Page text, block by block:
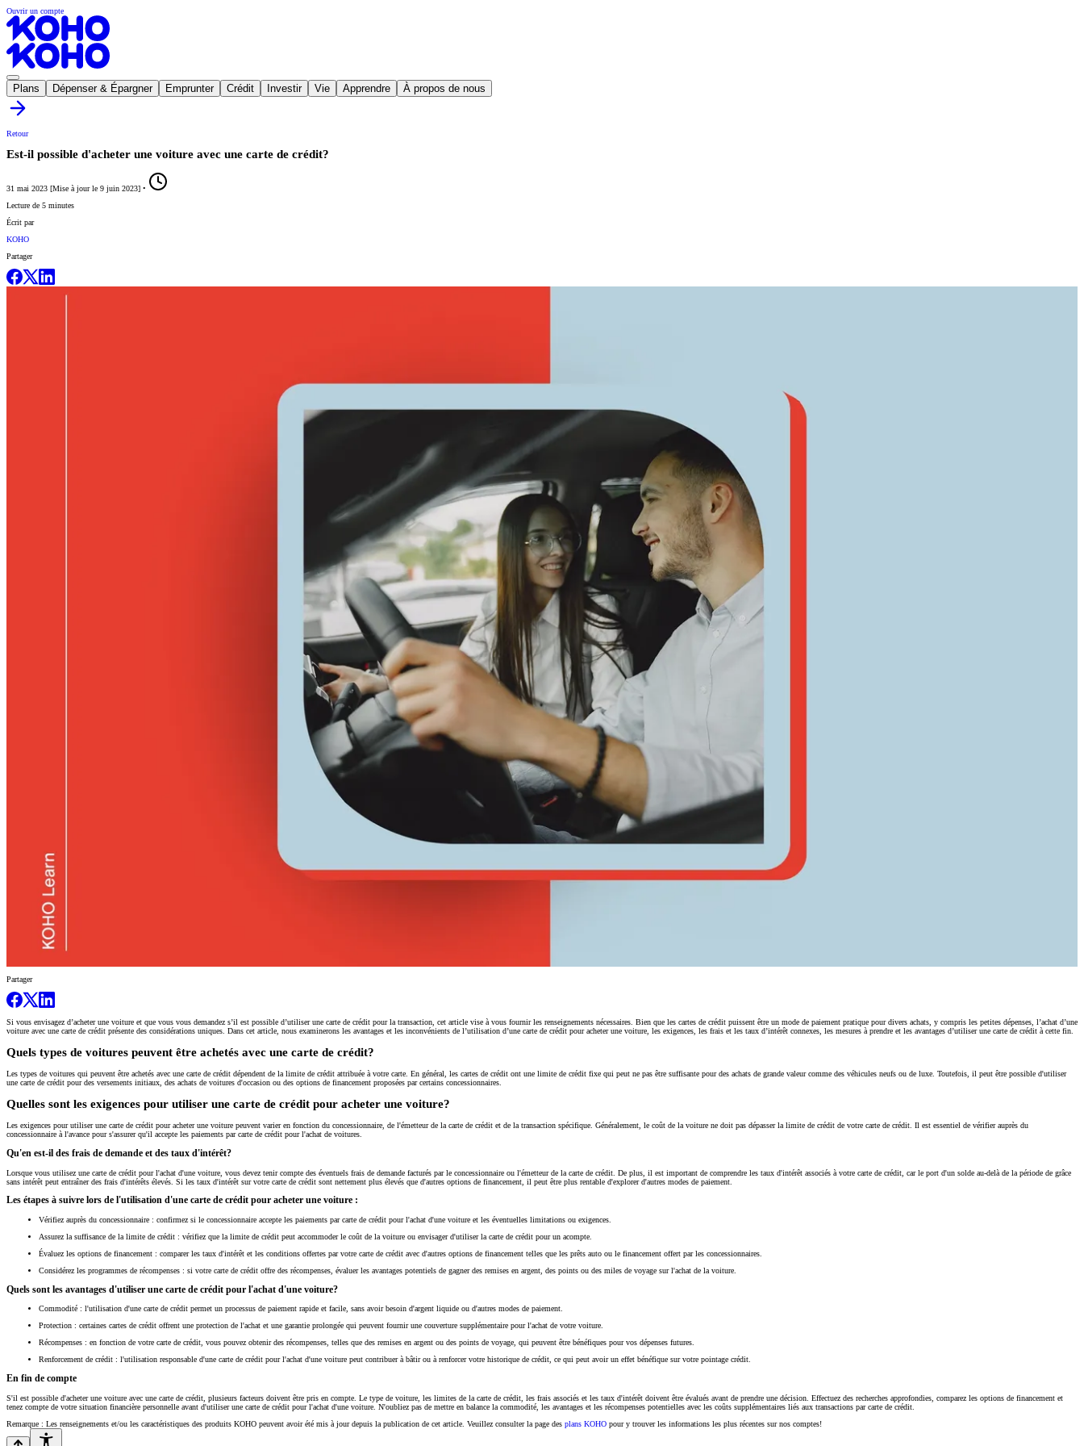
Ouvrir un compte
Plans Dépenser & Épargner Emprunter Crédit Investir Vie Apprendre À propos de nous
Retour
Est-il possible d'acheter une voiture avec une carte de crédit?
31 mai 2023 [Mise à jour le 9 juin 2023] •
Lecture de 5 minutes
Écrit par
KOHO
Partager
Partager
Si vous envisagez d’acheter une voiture et que vous vous demandez s’il est possible d’utiliser une carte de crédit pour la transaction, cet article vise à vous fournir les renseignements nécessaires. Bien que les cartes de crédit puissent être un mode de paiement pratique pour divers achats, y compris les petites dépenses, l’achat d’une
voiture avec une carte de crédit présente des considérations uniques. Dans cet article, nous examinerons les avantages et les inconvénients de l’utilisation d’une carte de crédit pour acheter une voiture, les exigences, les frais et les taux d’intérêt connexes, les mesures à prendre et les avantages d’utiliser une carte de crédit à cette fin.
Quels types de voitures peuvent être achetés avec une carte de crédit?
Les types de voitures qui peuvent être achetés avec une carte de crédit dépendent de la limite de crédit attribuée à votre carte. En général, les cartes de crédit ont une limite de crédit fixe qui peut ne pas être suffisante pour des achats de grande valeur comme des véhicules neufs ou de luxe. Toutefois, il peut être possible d'utiliser
une carte de crédit pour des versements initiaux, des achats de voitures d'occasion ou des options de financement proposées par certains concessionnaires.
Quelles sont les exigences pour utiliser une carte de crédit pour acheter une voiture?
Les exigences pour utiliser une carte de crédit pour acheter une voiture peuvent varier en fonction du concessionnaire, de l'émetteur de la carte de crédit et de la transaction spécifique. Généralement, le coût de la voiture ne doit pas dépasser la limite de crédit de votre carte de crédit. Il est essentiel de vérifier auprès du
concessionnaire à l'avance pour s'assurer qu'il accepte les paiements par carte de crédit pour l'achat de voitures.
Qu'en est-il des frais de demande et des taux d'intérêt?
Lorsque vous utilisez une carte de crédit pour l'achat d'une voiture, vous devez tenir compte des éventuels frais de demande facturés par le concessionnaire ou l'émetteur de la carte de crédit. De plus, il est important de comprendre les taux d'intérêt associés à votre carte de crédit, car le port d'un solde au-delà de la période de grâce
sans intérêt peut entraîner des frais d'intérêts élevés. Si les taux d'intérêt sur votre carte de crédit sont nettement plus élevés que d'autres options de financement, il peut être plus rentable d'explorer d'autres modes de paiement.
Les étapes à suivre lors de l'utilisation d'une carte de crédit pour acheter une voiture :
Vérifiez auprès du concessionnaire : confirmez si le concessionnaire accepte les paiements par carte de crédit pour l'achat d'une voiture et les éventuelles limitations ou exigences.
Assurez la suffisance de la limite de crédit : vérifiez que la limite de crédit peut accommoder le coût de la voiture ou envisager d'utiliser la carte de crédit pour un acompte.
Évaluez les options de financement : comparer les taux d'intérêt et les conditions offertes par votre carte de crédit avec d'autres options de financement telles que les prêts auto ou le financement offert par les concessionnaires.
Considérez les programmes de récompenses : si votre carte de crédit offre des récompenses, évaluer les avantages potentiels de gagner des remises en argent, des points ou des miles de voyage sur l'achat de la voiture.
Quels sont les avantages d'utiliser une carte de crédit pour l'achat d'une voiture?
Commodité : l'utilisation d'une carte de crédit permet un processus de paiement rapide et facile, sans avoir besoin d'argent liquide ou d'autres modes de paiement.
Protection : certaines cartes de crédit offrent une protection de l'achat et une garantie prolongée qui peuvent fournir une couverture supplémentaire pour l'achat de votre voiture.
Récompenses : en fonction de votre carte de crédit, vous pouvez obtenir des récompenses, telles que des remises en argent ou des points de voyage, qui peuvent être bénéfiques pour vos dépenses futures.
Renforcement de crédit : l'utilisation responsable d'une carte de crédit pour l'achat d'une voiture peut contribuer à bâtir ou à renforcer votre historique de crédit, ce qui peut avoir un effet bénéfique sur votre pointage crédit.
En fin de compte
S'il est possible d'acheter une voiture avec une carte de crédit, plusieurs facteurs doivent être pris en compte. Le type de voiture, les limites de la carte de crédit, les frais associés et les taux d'intérêt doivent être évalués avant de prendre une décision. Effectuez des recherches approfondies, comparez les options de financement et
tenez compte de votre situation financière personnelle avant d'utiliser une carte de crédit pour l'achat d'une voiture. N'oubliez pas de mettre en balance la commodité, les avantages et les récompenses potentielles avec les coûts supplémentaires liés aux transactions par carte de crédit.
Remarque : Les renseignements et/ou les caractéristiques des produits KOHO peuvent avoir été mis à jour depuis la publication de cet article. Veuillez consulter la page des plans KOHO pour y trouver les informations les plus récentes sur nos comptes!